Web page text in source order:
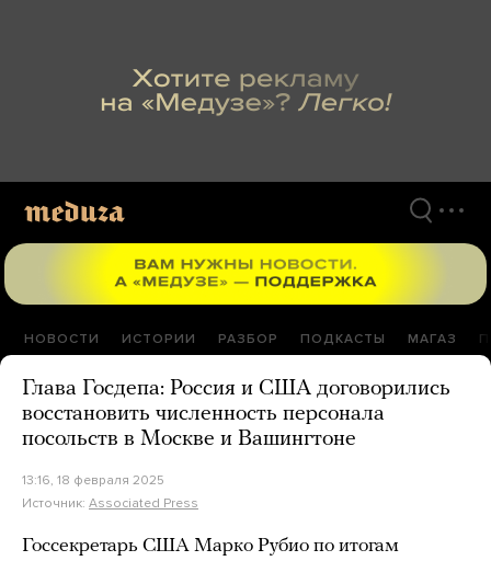
НОВОСТИ ИСТОРИИ РАЗБОР ПОДКАСТЫ МАГАЗ
Глава Госдепа: Россия и США договорились
восстановить численность персонала
посольств в Москве и Вашингтоне
13:16, 18 февраля 2025
Источник: Associated Press
Госсекретарь США Марко Рубио по итогам